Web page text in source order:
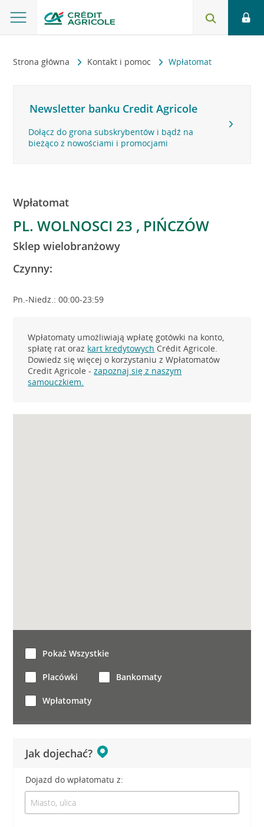
Strona główna Kontakt i pomoc Wpłatomat
Newsletter banku Credit Agricole
Dołącz do grona subskrybentów i bądź na
bieżąco z nowościami i promocjami
Wpłatomat
PL. WOLNOSCI 23 , PIŃCZÓW
Sklep wielobranżowy
Czynny:
Pn.-Niedz.: 00:00-23:59
Wpłatomaty umożliwiają wpłatę gotówki na konto,
spłatę rat oraz kart kredytowych Crédit Agricole.
Dowiedz się więcej o korzystaniu z Wpłatomatów
Credit Agricole -zapoznaj się z naszym
samouczkiem.
Jak dojechać?
Dojazd do wpłatomatu z:
Pokaż Wszystkie
Placówki Bankomaty
Wpłatomaty